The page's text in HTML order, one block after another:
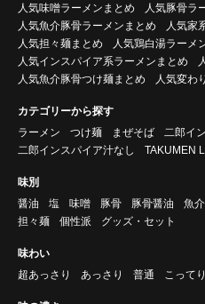
人気味噌ラーメンまとめ
人気豚骨ラ
人気魚介豚骨ラーメンまとめ
人気家
人気担々麺まとめ
人気鶏白湯ラーメ
人気インスパイア系ラーメンまとめ
人気魚介豚骨つけ麺まとめ
人気変わ
カテゴリーから探す
ラーメン
つけ麺 まぜそば
二郎イ
二郎インスパイア汁なし
TAKUMEN
味別
醤油
塩 味噌 豚骨 豚骨醤油 魚
担々麺
個性派 グッズ・セット
味わい
超あっさり
あっさり 普通 こってり